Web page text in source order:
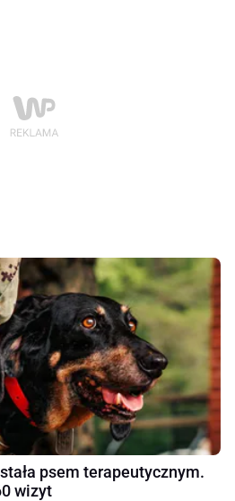
psem terapeutycznym.
wizyt